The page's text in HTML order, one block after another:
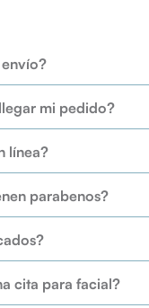
mi pedido?
línea?
parabenos?
cita para facial?